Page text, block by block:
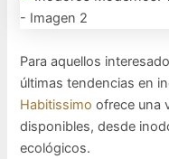
Para aquellos
últimas tendencias en
Habitissimo ofrece una
disponibles, desde
ecológicos.